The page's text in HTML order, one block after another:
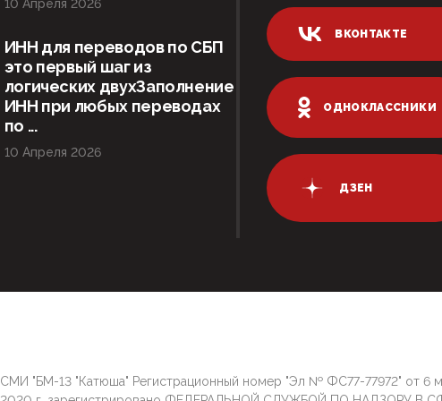
10 Апреля 2026
ИНН для переводов по СБП
это первый шаг из
логических двухЗаполнение
ИНН при любых переводах
по ...
10 Апреля 2026
ВКОНТАКТЕ
ОДНОКЛАССНИКИ
ДЗЕН
СМИ "БМ-13 "Катюша" Регистрационный номер "Эл № ФС77-77972" от 6